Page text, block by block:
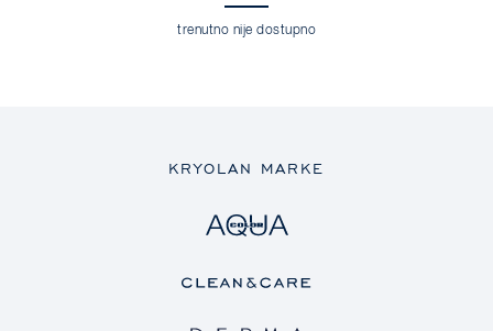
trenutno nije dostupno
KRYOLAN MARKE